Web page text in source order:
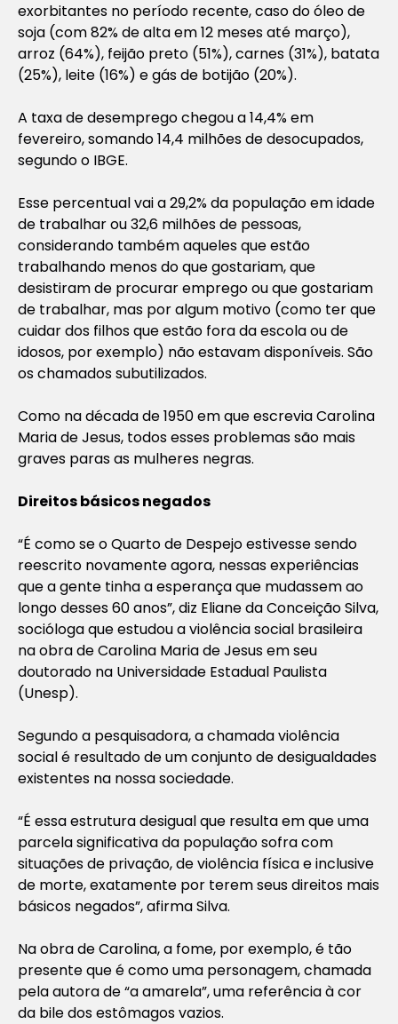
exorbitantes no período recente, caso do óleo de
soja (com 82% de alta em 12 meses até março),
arroz (64%), feijão preto (51%), carnes (31%), batata
(25%), leite (16%) e gás de botijão (20%).
A taxa de desemprego chegou a 14,4% em
fevereiro, somando 14,4 milhões de desocupados,
segundo o IBGE.
Esse percentual vai a 29,2% da população em idade
de trabalhar ou 32,6 milhões de pessoas,
considerando também aqueles que estão
trabalhando menos do que gostariam, que
desistiram de procurar emprego ou que gostariam
de trabalhar, mas por algum motivo (como ter que
cuidar dos filhos que estão fora da escola ou de
idosos, por exemplo) não estavam disponíveis. São
os chamados subutilizados.
Como na década de 1950 em que escrevia Carolina
Maria de Jesus, todos esses problemas são mais
graves paras as mulheres negras.
Direitos básicos negados
“É como se o Quarto de Despejo estivesse sendo
reescrito novamente agora, nessas experiências
que a gente tinha a esperança que mudassem ao
longo desses 60 anos”, diz Eliane da Conceição Silva,
socióloga que estudou a violência social brasileira
na obra de Carolina Maria de Jesus em seu
doutorado na Universidade Estadual Paulista
(Unesp).
Segundo a pesquisadora, a chamada violência
social é resultado de um conjunto de desigualdades
existentes na nossa sociedade.
“É essa estrutura desigual que resulta em que uma
parcela significativa da população sofra com
situações de privação, de violência física e inclusive
de morte, exatamente por terem seus direitos mais
básicos negados”, afirma Silva.
Na obra de Carolina, a fome, por exemplo, é tão
presente que é como uma personagem, chamada
pela autora de “a amarela”, uma referência à cor
da bile dos estômagos vazios.